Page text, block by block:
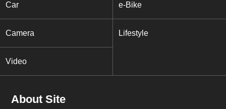
Car e-Bike
Camera Lifestyle
Video
About Site